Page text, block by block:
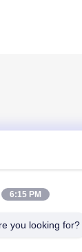
Baoneng
6:15 PM
you looking for?